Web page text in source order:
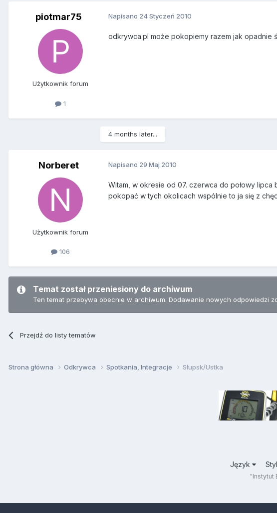
piotmar75
Użytkownik forum
1
Napisano 24 Styczeń 2010
odkrywca.pl może pokopiemy razem jak opadnie
4 months later...
Norberet
Użytkownik forum
106
Napisano 29 Maj 2010
Witam, w okresie od 07. czerwca do połowy lipca
pokopać w tych okolicach wspólnie to ja się z
Temat został przeniesiony do archiwum
Ten temat przebywa obecnie w archiwum. Dodawanie nowych odpowiedzi
Przejdź do listy tematów
Strona główna Odkrywca Spotkania, Integracje Słupsk/Ustka
Język Styl
"Instytut